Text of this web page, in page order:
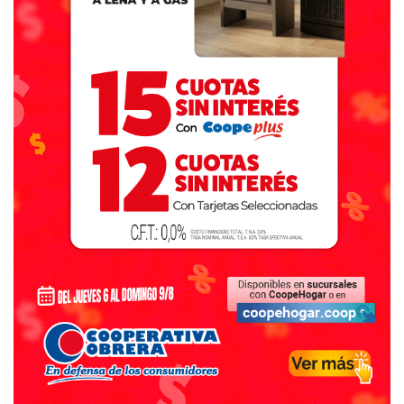
sacrificio, que no estábamos acostumbrados a hacer y
duele, molesta pero que era necesario. Podemos discutir
las formas o no estar de acuerdo en los tiempos. Pero creo
que estamos en el camino correcto para emerger como
Nación y como Provincia, lo que también beneficiará a
nuestro distrito. Por supuesto que cuatro años no alcanza
para solucionar todos los problemas con los que se
encontraron pero creo que ya se empiezan a ver logros de
estas gestiones.
Siempre acostumbramos a mirar lo que falta o lo que salió
mal, en lugar de “ver” lo que se ha hecho y bien.
FUENTE: ECOS DE MI CIUDAD